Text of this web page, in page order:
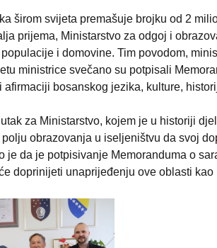
širom svijeta premašuje brojku od 2
prijema, Ministarstvo za odgoj i
i domovine. Tim povodom,
ministrice svečano su potpisali
bosanskog jezika, kulture,
za Ministarstvo, kojem je u historiji
obrazovanja u iseljeništvu da svoj
da je potpisivanje Memoranduma o
doprinijeti unaprijeđenju ove oblasti